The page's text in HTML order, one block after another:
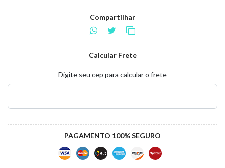
Compartilhar
Calcular Frete
Digite seu cep para calcular o frete
PAGAMENTO 100% SEGURO